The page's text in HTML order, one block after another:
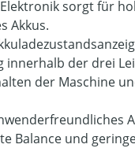
sorgt für
Akkus.
innerhalb der drei
der Maschine
Balance und